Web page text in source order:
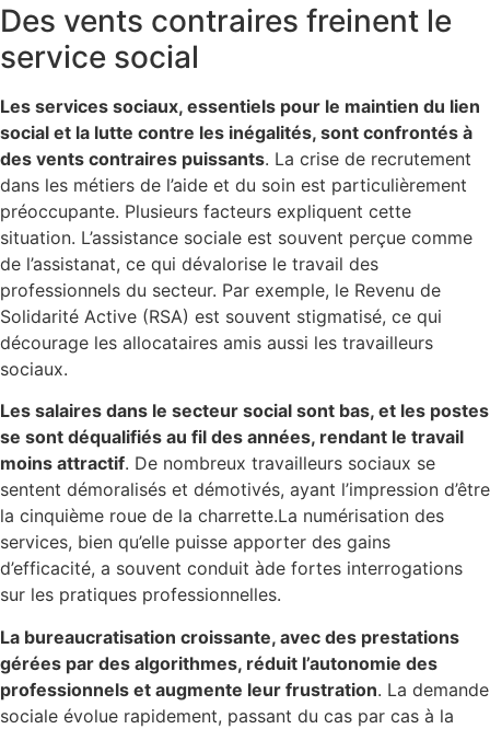
Des vents contraires freinent le
service social
Les services sociaux, essentiels pour le maintien du lien
social et la lutte contre les inégalités, sont confrontés à
des vents contraires puissants. La crise de recrutement
dans les métiers de l’aide et du soin est particulièrement
préoccupante. Plusieurs facteurs expliquent cette
situation. L’assistance sociale est souvent perçue comme
de l’assistanat, ce qui dévalorise le travail des
professionnels du secteur. Par exemple, le Revenu de
Solidarité Active (RSA) est souvent stigmatisé, ce qui
décourage les allocataires amis aussi les travailleurs
sociaux.
Les salaires dans le secteur social sont bas, et les postes
se sont déqualifiés au fil des années, rendant le travail
moins attractif. De nombreux travailleurs sociaux se
sentent démoralisés et démotivés, ayant l’impression d’être
la cinquième roue de la charrette.La numérisation des
services, bien qu’elle puisse apporter des gains
d’efficacité, a souvent conduit àde fortes interrogations
sur les pratiques professionnelles.
La bureaucratisation croissante, avec des prestations
gérées par des algorithmes, réduit l’autonomie des
professionnels et augmente leur frustration. La demande
sociale évolue rapidement, passant du cas par cas à la